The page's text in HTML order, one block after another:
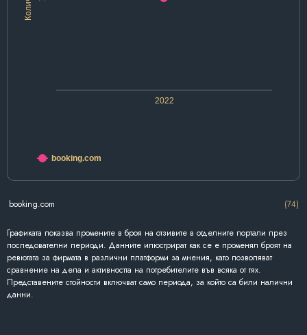
2022
booking.com
booking.com (74)
Графиката показва промените в броя на отзивите в отделните портали през
последователни периоди. Данните илюстрират как се е променял броят на
ревютата за фирмата в различни платформи за мнения, като позволяват
сравнение на дела и активността на потребителите във всяка от тях.
Представените стойности включват само периода, за който са били налични
данни.